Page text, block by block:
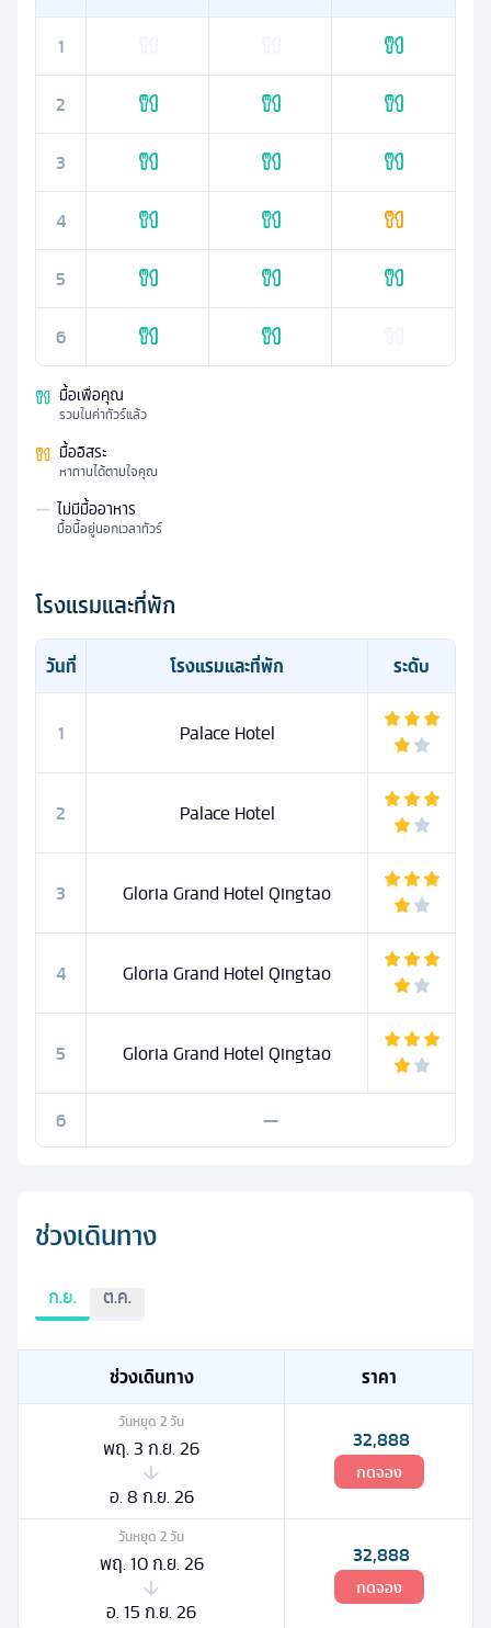
1
2
3
4
5
6
มื้อเพื่อคุณ
รวมในค่าทัวร์แล้ว
มื้ออิสระ
หาทานได้ตามใจคุณ
— ไม่มีมื้ออาหาร
มื้อนี้อยู่นอกเวลาทัวร์
โรงแรมและที่พัก
วันที่ โรงแรมและที่พัก ระดับ
1 Palace Hotel
2 Palace Hotel
3 Gloria Grand Hotel Qingtao
4 Gloria Grand Hotel Qingtao
5 Gloria Grand Hotel Qingtao
6 —
ช่วงเดินทาง
ก.ย. ต.ค.
ช่วงเดินทาง ราคา
วันหยุด 2วัน
พฤ. 3 ก.ย. 26
อ. 8 ก.ย. 26
32,888
กดจอง
วันหยุด 2วัน
พฤ. 10 ก.ย. 26
อ. 15 ก.ย. 26
32,888
กดจอง